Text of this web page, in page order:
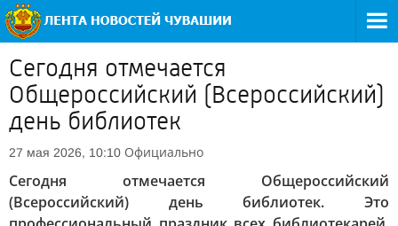
Сегодня отмечается
Общероссийский (Всероссийский)
день библиотек
27 мая 2026, 10:10 Официально
Сегодня отмечается Общероссийский
(Всероссийский) день библиотек. Это